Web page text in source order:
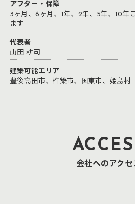
アフター・保障
3ヶ月、6ヶ月、1年、2年、5年、10年
ます
代表者
山田 耕司
建築可能エリア
豊後高田市、杵築市、国東市、姫島村
会社へのアクセ